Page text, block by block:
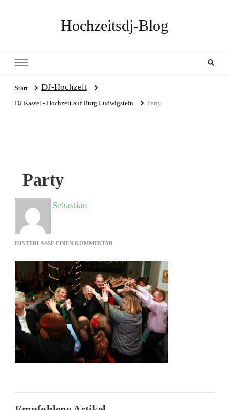
Hochzeitsdj-Blog
Start DJ-Hochzeit
DJ Kassel - Hochzeit auf Burg Ludwigstein Party
Party
Sebastian
HINTERLASSE EINEN KOMMENTAR